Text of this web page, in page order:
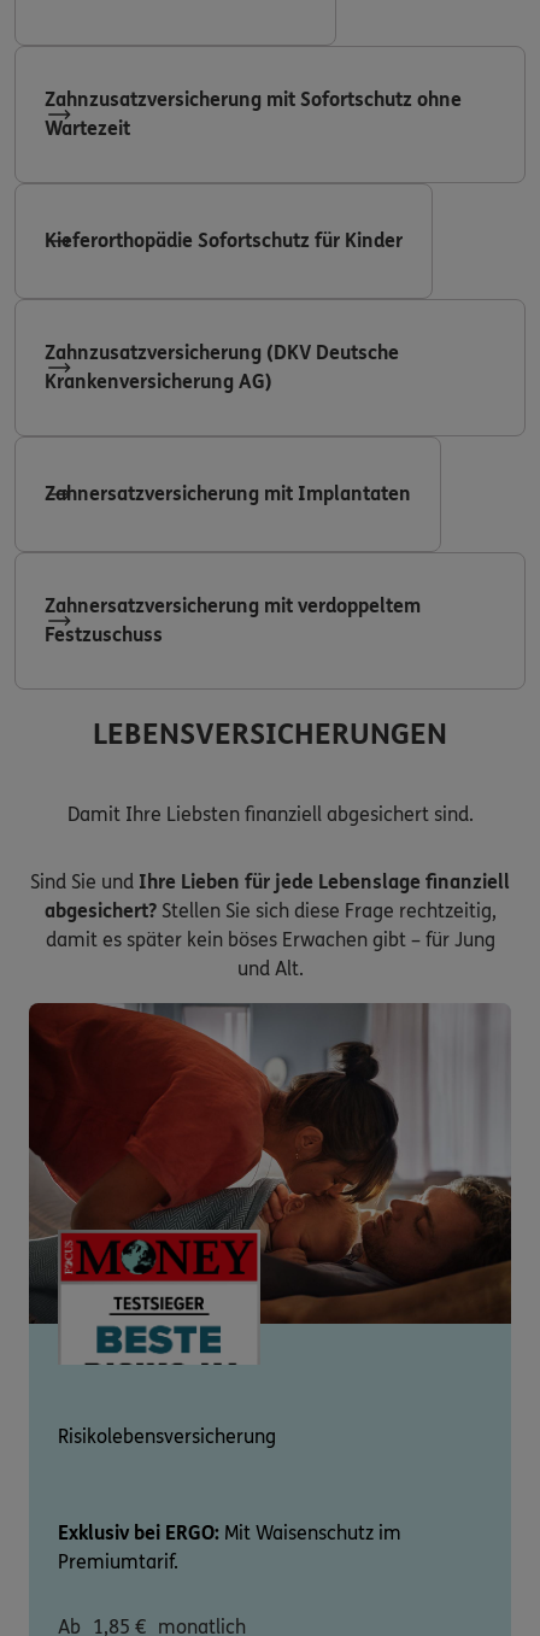
Zahnzusatzversicherung mit Sofortschutz ohne
Wartezeit
Kieferorthopädie Sofortschutz für Kinder
Zahnzusatzversicherung (DKV Deutsche
Krankenversicherung AG)
Zahnersatzversicherung mit Implantaten
Zahnersatzversicherung mit verdoppeltem
Festzuschuss
LEBENSVERSICHERUNGEN
Damit Ihre Liebsten finanziell abgesichert sind.
Sind Sie und Ihre Lieben für jede Lebenslage finanziell
abgesichert?Stellen Sie sich diese Frage rechtzeitig,
damit es später kein böses Erwachen gibt – für Jung
und Alt.
Risikolebensversicherung
Exklusiv bei ERGO: Mit Waisenschutz im
Premiumtarif.
Ab 1,85 € monatlich